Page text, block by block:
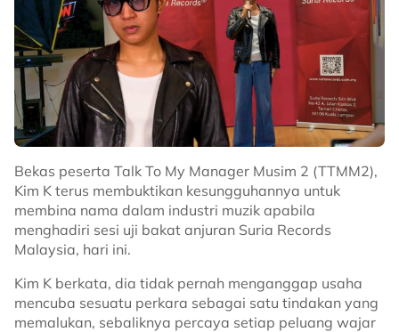
Bekas peserta Talk To My Manager Musim 2 (TTMM2),
Kim K terus membuktikan kesungguhannya untuk
membina nama dalam industri muzik apabila
menghadiri sesi uji bakat anjuran Suria Records
Malaysia, hari ini.
Kim K berkata, dia tidak pernah menganggap usaha
mencuba sesuatu perkara sebagai satu tindakan yang
memalukan, sebaliknya percaya setiap peluang wajar